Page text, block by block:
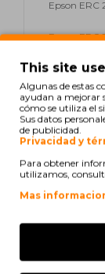
Epson ERC
Epson ERC
Epson HX
Epson HX
Epson M 161
Epson M 163
Epson M 164
Epson M
This site
Algunas de estas
ayudan a mejorar
cómo se utiliza el
Sus datos
de publicidad.
Privacidad y
Para obtener
utilizamos,
Mas